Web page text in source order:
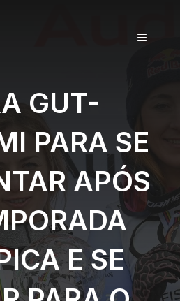
MENU
GUT-
PARA SE
APÓS
E SE